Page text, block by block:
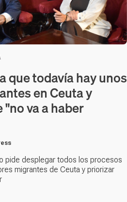
que todavía hay unos
en Ceuta y
va a haber
pide desplegar todos los procesos
migrantes de Ceuta y priorizar